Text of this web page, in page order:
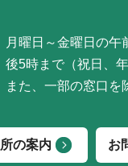
月曜日～金曜日の午
後5時まで（祝日、
また、一部の窓口を
の案内 お